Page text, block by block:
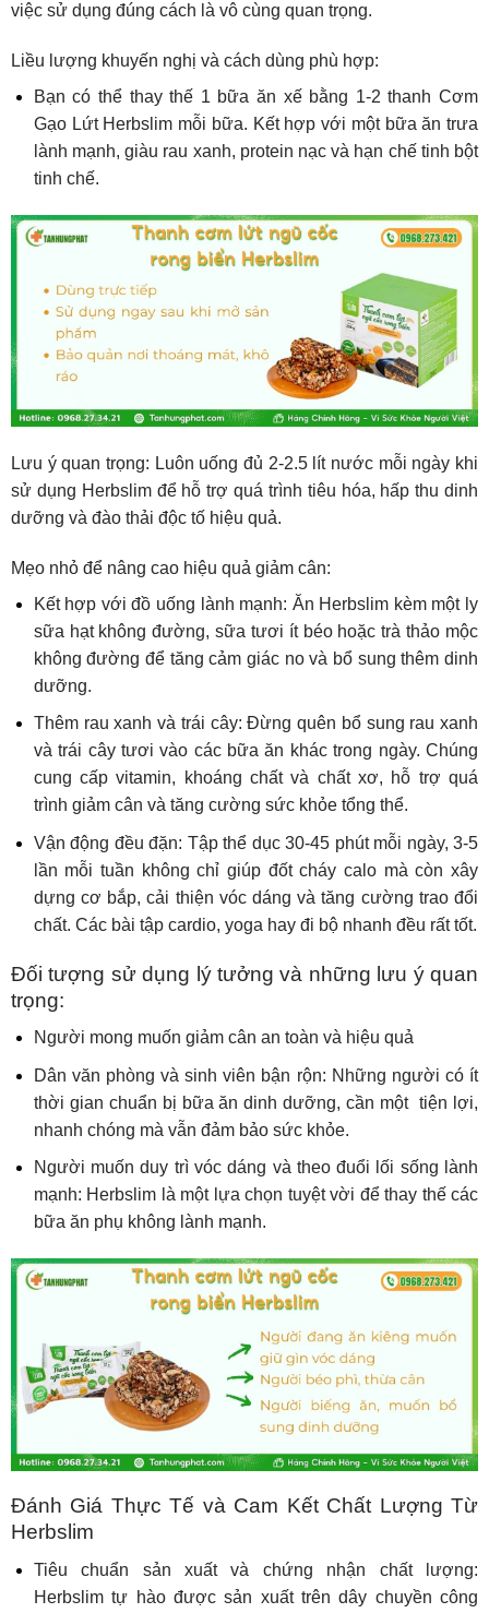
việc sử dụng đúng cách là vô cùng quan trọng.
Liều lượng khuyến nghị và cách dùng phù hợp:
Bạn có thể thay thế 1 bữa ăn xế bằng 1-2 thanh Cơm
Gạo Lứt Herbslim mỗi bữa. Kết hợp với một bữa ăn trưa
lành mạnh, giàu rau xanh, protein nạc và hạn chế tinh bột
tinh chế.
Lưu ý quan trọng: Luôn uống đủ 2-2.5 lít nước mỗi ngày khi
sử dụng Herbslim để hỗ trợ quá trình tiêu hóa, hấp thu dinh
dưỡng và đào thải độc tố hiệu quả.
Mẹo nhỏ để nâng cao hiệu quả giảm cân:
Kết hợp với đồ uống lành mạnh: Ăn Herbslim kèm một ly
sữa hạt không đường, sữa tươi ít béo hoặc trà thảo mộc
không đường để tăng cảm giác no và bổ sung thêm dinh
dưỡng.
Thêm rau xanh và trái cây: Đừng quên bổ sung rau xanh
và trái cây tươi vào các bữa ăn khác trong ngày. Chúng
cung cấp vitamin, khoáng chất và chất xơ, hỗ trợ quá
trình giảm cân và tăng cường sức khỏe tổng thể.
Vận động đều đặn: Tập thể dục 30-45 phút mỗi ngày, 3-5
lần mỗi tuần không chỉ giúp đốt cháy calo mà còn xây
dựng cơ bắp, cải thiện vóc dáng và tăng cường trao đổi
chất. Các bài tập cardio, yoga hay đi bộ nhanh đều rất tốt.
Đối tượng sử dụng lý tưởng và những lưu ý quan
trọng:
Người mong muốn giảm cân an toàn và hiệu quả
Dân văn phòng và sinh viên bận rộn: Những người có ít
thời gian chuẩn bị bữa ăn dinh dưỡng, cần một tiện lợi,
nhanh chóng mà vẫn đảm bảo sức khỏe.
Người muốn duy trì vóc dáng và theo đuổi lối sống lành
mạnh: Herbslim là một lựa chọn tuyệt vời để thay thế các
bữa ăn phụ không lành mạnh.
Đánh Giá Thực Tế và Cam Kết Chất Lượng Từ
Herbslim
Tiêu chuẩn sản xuất và chứng nhận chất lượng:
Herbslim tự hào được sản xuất trên dây chuyền công